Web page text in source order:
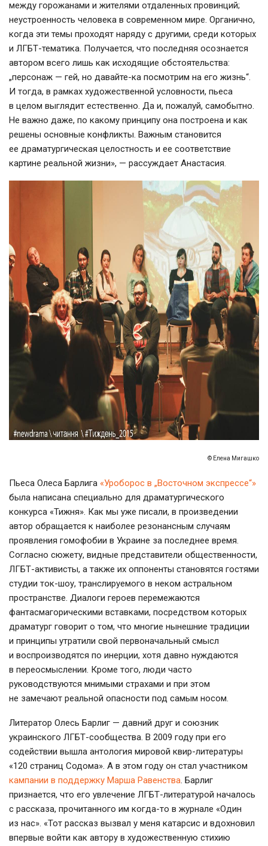
между горожанами и жителями отдаленных провинций;
неустроенность человека в современном мире. Органично,
когда эти темы проходят наряду с другими, среди которых
и ЛГБТ-тематика. Получается, что последняя осознается
автором всего лишь как исходящие обстоятельства:
„персонаж — гей, но давайте-ка посмотрим на его жизнь“.
И тогда, в рамках художественной условности, пьеса
в целом выглядит естественно. Да и, пожалуй, самобытно.
Не важно даже, по какому принципу она построена и как
решены основные конфликты. Важным становится
ее драматургическая целостность и ее соответствие
картине реальной жизни», — рассуждает Анастасия.
© Елена Мигашко
Пьеса Олеса Барлига «Уроборос в „Восточном экспрессе“»
была написана специально для драматургического
конкурса «Тижня». Как мы уже писали, в произведении
автор обращается к наиболее резонансным случаям
проявления гомофобии в Украине за последнее время.
Согласно сюжету, видные представители общественности,
ЛГБТ-активисты, а также их оппоненты становятся гостями
студии ток-шоу, транслируемого в неком астральном
пространстве. Диалоги героев перемежаются
фантасмагорическими вставками, посредством которых
драматург говорит о том, что многие нынешние традиции
и принципы утратили свой первоначальный смысл
и воспроизводятся по инерции, хотя давно нуждаются
в переосмыслении. Кроме того, люди часто
руководствуются мнимыми страхами и при этом
не замечают реальной опасности под самым носом.
Литератор Олесь Барлиг — давний друг и союзник
украинского ЛГБТ-сообщества. В 2009 году при его
содействии вышла антология мировой квир-литературы
«120 страниц Содома». А в этом году он стал участником
кампании в поддержку Марша Равенства. Барлиг
признается, что его увлечение ЛГБТ-литературой началось
с рассказа, прочитанного им когда-то в журнале «Один
из нас». «Тот рассказ вызвал у меня катарсис и вдохновил
впервые войти как автору в художественную стихию